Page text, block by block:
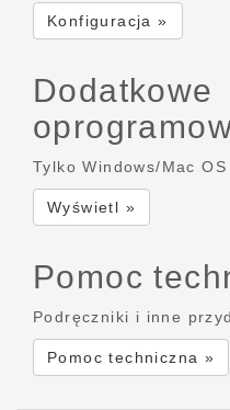
Konfiguracja »
Dodatkowe
Tylko Windows/Mac OS
Wyświetl »
Pomoc
Podręczniki i inne
Pomoc techniczna »